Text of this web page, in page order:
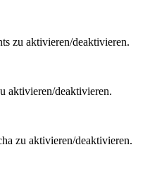
zu aktivieren/deaktivieren.
aktivieren/deaktivieren.
zu aktivieren/deaktivieren.